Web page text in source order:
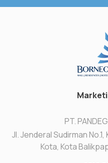
PT.
Jl. Jenderal Sudirman
Kota, Kota